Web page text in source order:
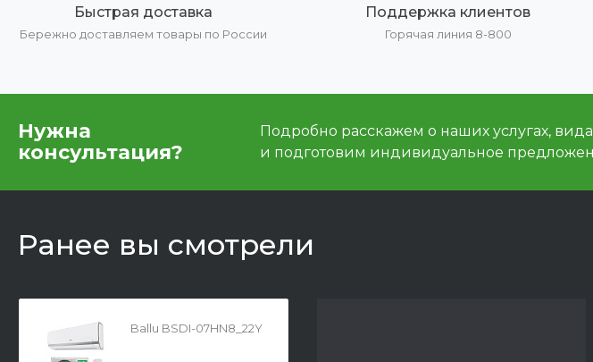
Быстрая доставка
Бережно доставляем товары по России
Поддержка клиентов
Горячая линия 8-800
Нужна
консультация?
Подробно расскажем о наших услугах,
и подготовим индивидуальное
Ранее вы смотрели
Ballu BSDI-07HN8_22Y